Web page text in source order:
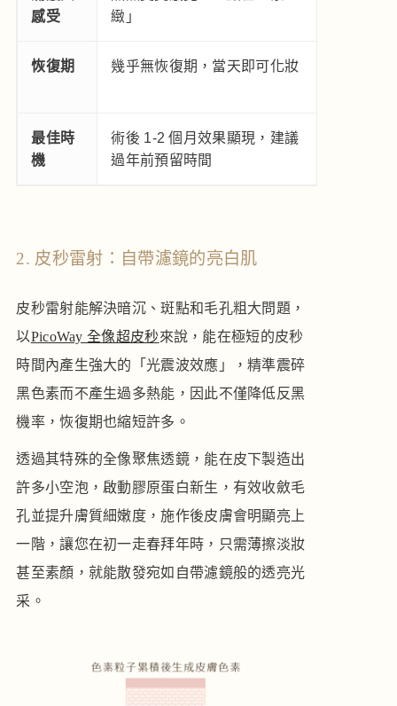
感受
緻」
恢復期 幾乎無恢復期，當天即可化妝
最佳時
機
術後 1-2 個月效果顯現，建議
過年前預留時間
2. 皮秒雷射：自帶濾鏡的亮白肌
皮秒雷射能解決暗沉、斑點和毛孔粗大問題，
以PicoWay 全像超皮秒來說，能在極短的皮秒
時間內產生強大的「光震波效應」，精準震碎
黑色素而不產生過多熱能，因此不僅降低反黑
機率，恢復期也縮短許多。
透過其特殊的全像聚焦透鏡，能在皮下製造出
許多小空泡，啟動膠原蛋白新生，有效收斂毛
孔並提升膚質細嫩度，施作後皮膚會明顯亮上
一階，讓您在初一走春拜年時，只需薄擦淡妝
甚至素顏，就能散發宛如自帶濾鏡般的透亮光
采。